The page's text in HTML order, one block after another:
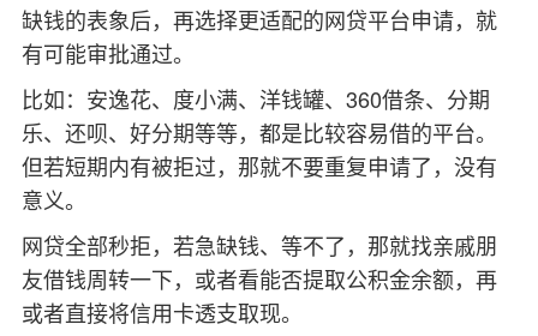
缺钱的表象后，再选择更适配的网贷平台申请，就
有可能审批通过。
比如：安逸花、度小满、洋钱罐、360借条、分期
乐、还呗、好分期等等，都是比较容易借的平台。
但若短期内有被拒过，那就不要重复申请了，没有
意义。
网贷全部秒拒，若急缺钱、等不了，那就找亲戚朋
友借钱周转一下，或者看能否提取公积金余额，再
或者直接将信用卡透支取现。